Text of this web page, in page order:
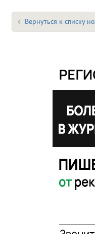
Вернуться к списку